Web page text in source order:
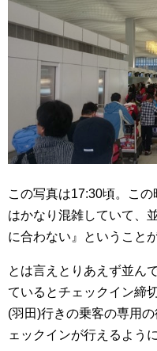
この写真は17:30頃。こ
はかなり混雑していて、
に合わない』ということ
とは言えとりあえず並ん
ているとチェックイン締
(羽田)行きの乗客の専用
ェックインが行えるよう